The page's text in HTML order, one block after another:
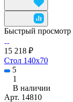
Быстрый просмотр
15 218 ₽
Стол 140x70
5
1
В наличии
Арт. 14810